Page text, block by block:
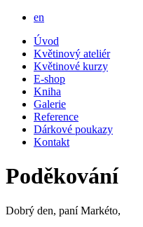
en
Úvod
Květinový ateliér
Květinové kurzy
E-shop
Kniha
Galerie
Reference
Dárkové poukazy
Kontakt
Poděkování
Dobrý den, paní Markéto,